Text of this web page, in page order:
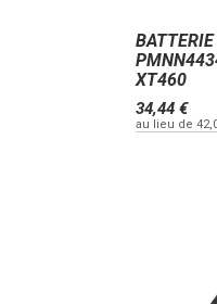
XT460
34,44 €
au lieu de